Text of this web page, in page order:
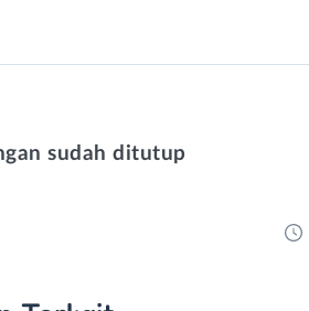
sudah ditutup